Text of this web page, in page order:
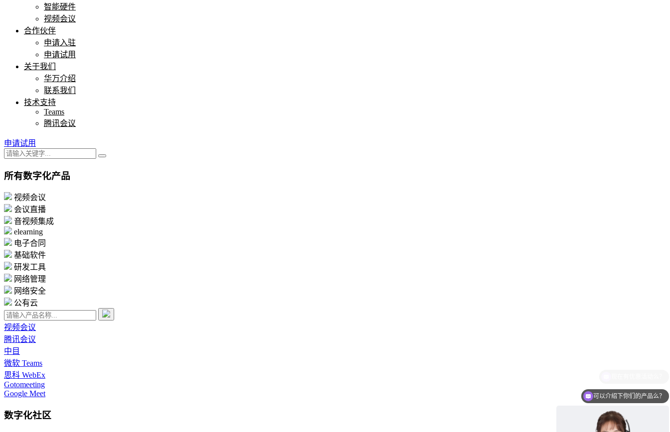
智能硬件
视频会议
合作伙伴
申请入驻
申请试用
关于我们
华万介绍
联系我们
技术支持
Teams
腾讯会议
申请试用
所有数字化产品
视频会议
会议直播
音视频集成
elearning
电子合同
基础软件
研发工具
网络管理
网络安全
公有云
视频会议
腾讯会议
中目
微软 Teams
思科 WebEx
Gotomeeting
Google Meet
数字化社区
可以介绍下你们的产品么？